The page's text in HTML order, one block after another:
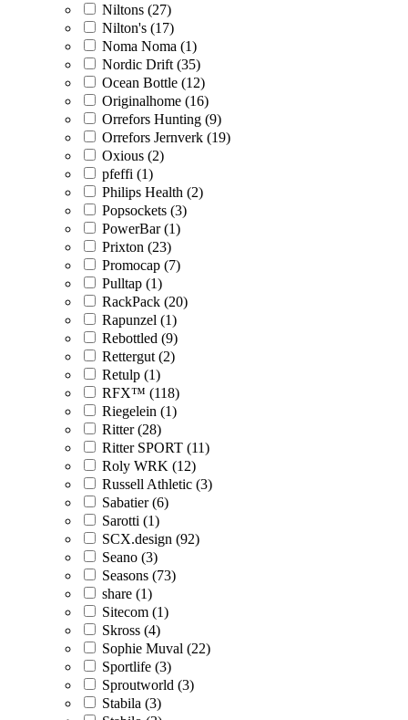
Niltons (27)
Nilton's (17)
Noma Noma (1)
Nordic Drift (35)
Ocean Bottle (12)
Originalhome (16)
Orrefors Hunting (9)
Orrefors Jernverk (19)
Oxious (2)
pfeffi (1)
Philips Health (2)
Popsockets (3)
PowerBar (1)
Prixton (23)
Promocap (7)
Pulltap (1)
RackPack (20)
Rapunzel (1)
Rebottled (9)
Rettergut (2)
Retulp (1)
RFX™ (118)
Riegelein (1)
Ritter (28)
Ritter SPORT (11)
Roly WRK (12)
Russell Athletic (3)
Sabatier (6)
Sarotti (1)
SCX.design (92)
Seano (3)
Seasons (73)
share (1)
Sitecom (1)
Skross (4)
Sophie Muval (22)
Sportlife (3)
Sproutworld (3)
Stabila (3)